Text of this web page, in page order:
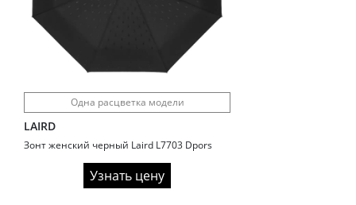
Одна расцветка модели
LAIRD
Зонт женский черный Laird L7703 Dpors
Узнать цену